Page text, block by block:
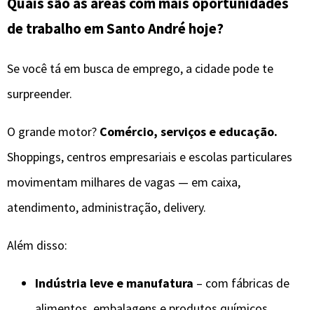
de trabalho em Santo André hoje?
Se você tá em busca de emprego, a cidade pode te
surpreender.
O grande motor? Comércio, serviços e educação.
Shoppings, centros empresariais e escolas particulares
movimentam milhares de vagas — em caixa,
atendimento, administração, delivery.
Além disso:
Indústria leve e manufatura – com fábricas de